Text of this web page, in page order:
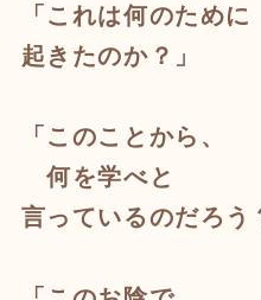
「これは何のために
起きたのか？」
「このことから、
何を学べと
言っているのだろう